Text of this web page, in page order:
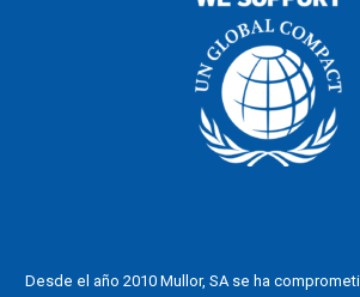
Desde el año 2010 Mullor, SA se ha